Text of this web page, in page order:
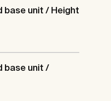
base unit / Height
base unit /